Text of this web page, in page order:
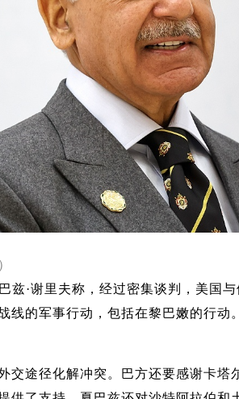
兹·谢里夫称，经过密集谈判，美国
线的军事行动，包括在黎巴嫩的行动
交途径化解冲突。巴方还要感谢卡塔